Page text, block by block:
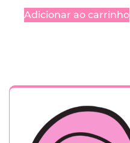
Adicionar ao carrinho